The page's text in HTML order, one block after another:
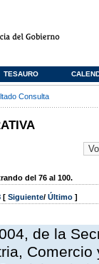
TESAURO
Consulta
del 76 al 100.
[ Siguiente/ Último ]
de la